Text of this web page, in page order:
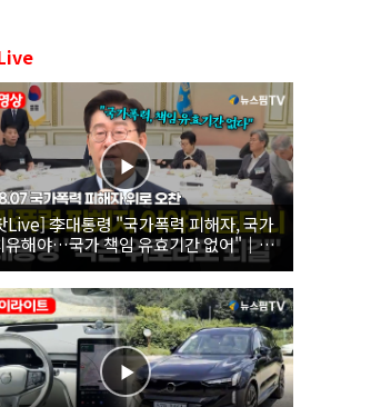
Live] 李대통령 "국가폭력 피해자, 국가
유해야…국가 책임 유효기간 없어"｜
국가폭력 피해자 위로 오찬